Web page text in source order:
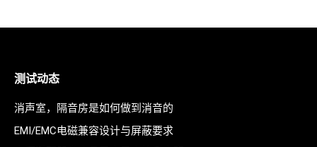
测试动态
消声室，隔音房是如何做到消音的
EMI/EMC电磁兼容设计与屏蔽要求